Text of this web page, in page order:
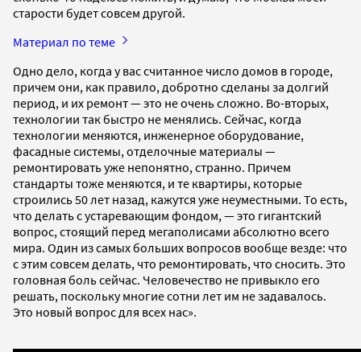
старости будет совсем другой.
Материал по теме
Одно дело, когда у вас считанное число домов в городе,
причем они, как правило, добротно сделаны за долгий
период, и их ремонт — это не очень сложно. Во-вторых,
технологии так быстро не менялись. Сейчас, когда
технологии меняются, инженерное оборудование,
фасадные системы, отделочные материалы —
ремонтировать уже непонятно, странно. Причем
стандарты тоже меняются, и те квартиры, которые
строились 50 лет назад, кажутся уже неуместными. То есть,
что делать с устаревающим фондом, — это гигантский
вопрос, стоящий перед мегаполисами абсолютно всего
мира. Один из самых больших вопросов вообще везде: что
с этим совсем делать, что ремонтировать, что сносить. Это
головная боль сейчас. Человечество не привыкло его
решать, поскольку многие сотни лет им не задавалось.
Это новый вопрос для всех нас».